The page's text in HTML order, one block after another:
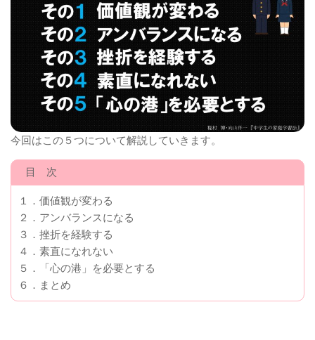
今回はこの５つについて解説していきます。
目 次
１．価値観が変わる
２．アンバランスになる
３．挫折を経験する
４．素直になれない
５．「心の港」を必要とする
６．まとめ